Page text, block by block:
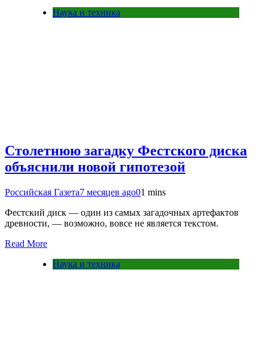
Наука и техника
Столетнюю загадку Фестского диска
объяснили новой гипотезой
Российская Газета7 месяцев ago01 mins
Фестский диск — один из самых загадочных артефактов
древности, — возможно, вовсе не является текстом.
Read More
Наука и техника